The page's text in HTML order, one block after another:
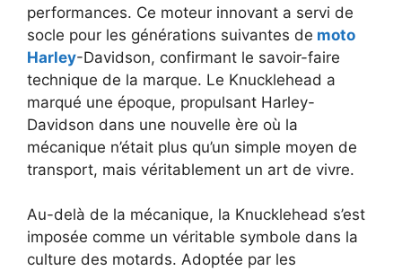
performances. Ce moteur innovant a servi de
socle pour les générations suivantes de moto
Harley-Davidson, confirmant le savoir-faire
technique de la marque. Le Knucklehead a
marqué une époque, propulsant Harley-
Davidson dans une nouvelle ère où la
mécanique n’était plus qu’un simple moyen de
transport, mais véritablement un art de vivre.
Au-delà de la mécanique, la Knucklehead s’est
imposée comme un véritable symbole dans la
culture des motards. Adoptée par les